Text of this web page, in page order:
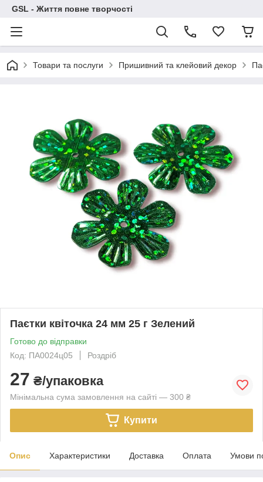
GSL - Життя повне творчості
Товари та послуги Пришивний та клейовий декор
Паєтки квіточка 24 мм 25 г Зелений
Готово до відправки
Код: ПА0024ц05
Роздріб
27 ₴/упаковка
Мінімальна сума замовлення на сайті — 300 ₴
Купити
Опис Характеристики Доставка Оплата Умови